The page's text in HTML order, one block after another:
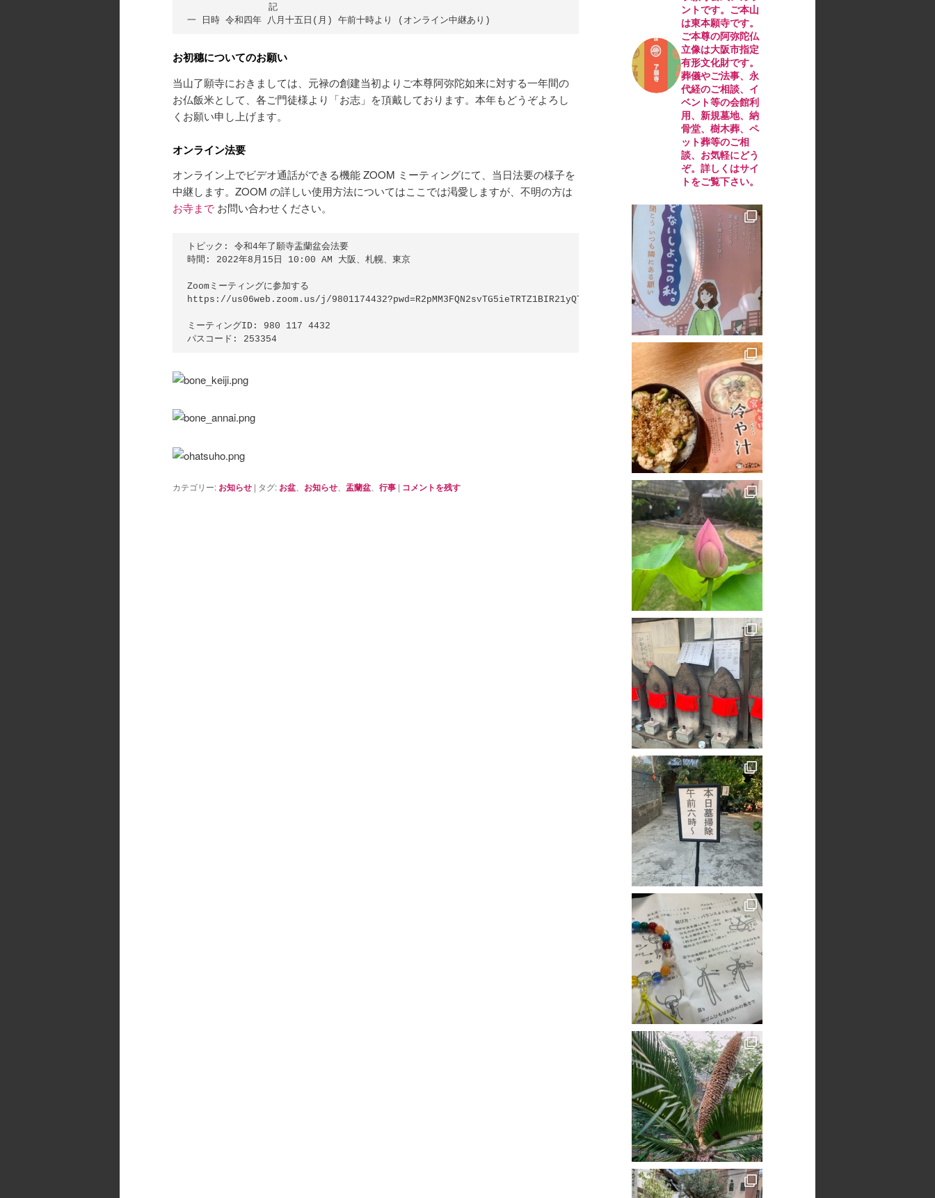
記
お初穗についてのお願い
当山了願寺におきましては、元禄の創建当初よりご本尊阿弥陀如来に対する一年間の
お仏飯米として、各ご門徒様より「お志」を頂戴しております。本年もどうぞよろし
くお願い申し上げます。
オンライン法要
オンライン上でビデオ通話ができる機能 ZOOM ミーティングにて、当日法要の様子を
中継します。ZOOM の詳しい使用方法についてはここでは渇愛しますが、不明の方は
お寺まで お問い合わせください。
トピック: 令和4年了願寺盂蘭盆会法要
時間: 2022年8月15日 10:00 AM 大阪、札幌、東京
Zoomミーティングに参加する
https://us06web.zoom.us/j/9801174432?pwd=R2pMM3FQN2svTG5ieTRTZ1BIR21yQT09
ミーティングID: 980 117 4432
カテゴリー: お知らせ | タグ: お盆 お知らせ 盂蘭盆 行事 | コメントを残す
ントです。ご本山
は東本願寺です。
ご本尊の阿弥陀仏
立像は大阪市指定
有形文化財です。
葬儀やご法事、永
代経のご相談、イ
ベント等の会館利
用、新規墓地、納
骨堂、樹木葬、ペ
ット葬等のご相
談、お気軽にどう
ぞ。詳しくはサイ
トをご覧下さい。